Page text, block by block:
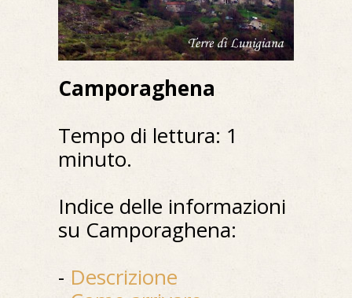
Camporaghena
Tempo di lettura: 1
minuto.
Indice delle informazioni
su Camporaghena:
- Descrizione